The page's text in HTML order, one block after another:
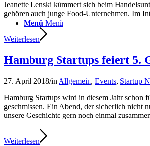
Menü Menü
Jeanette Lenski kümmert sich beim
gehören auch junge Food-Unternehmen. Im
Weiterlesen
Hamburg Startups feiert 5.
27. April 2018/in Allgemein, Events, Startup
Hamburg Startups wird in diesem Jahr schon
geschmissen. Ein Abend, der sicherlich nicht
unsere Geschichte gern noch einmal
Weiterlesen